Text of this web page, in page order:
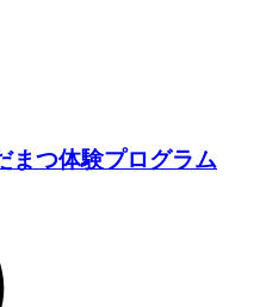
まつ体験プログラム